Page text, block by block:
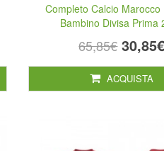
Completo Calcio Marocco
Bambino Divisa Prima
65,85€ 30,85€
ACQUISTA